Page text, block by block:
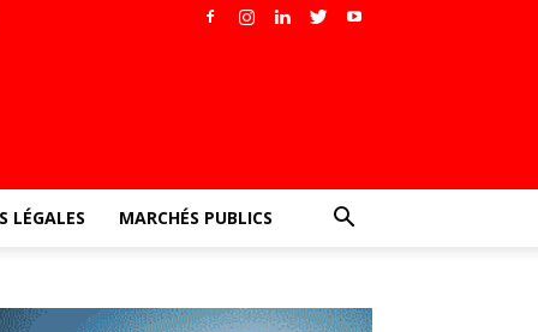
LÉGALES MARCHÉS PUBLICS